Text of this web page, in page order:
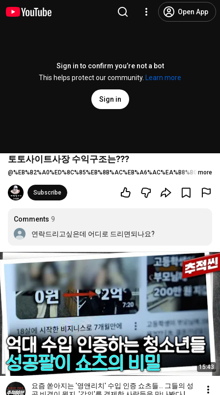
Open App
Sign in to confirm you’re not a bot
This helps protect our community.
Learn more
Sign in
토토사이트사장 수익구조는???
@%EB%B2%A0%ED%8C%85%EB%8B%AC%EB%A6%AC%EA%B8%B0 22
more
Subscribe
Comments 9
연락드리고싶은데 어디로 드리면되나요?
15:43
요즘 쏟아지는 '영앤리치' 수입 인증 쇼츠들... 그들의 성